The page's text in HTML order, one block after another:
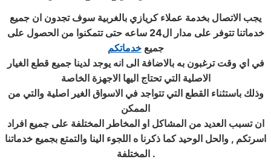
يجب الاتصال بخدمة عملاء كريازي بالغربية سوف تجدون ان جميع
خدماتنا تتوفر على مدار ال24 ساعه حتى تتمكنوا من الحصول على
جميعخدماتكم
في اي وقت ترغبون به بالاضافة الى انه يوجد لدينا جميع قطع الغيار
الاصلية التي تحتاج اليها الاجهزة الخاصة
وذلك باستثناء القطع التي تتواجد في الاسواق الغير اصلية والتي من
الممكن
ان تسبب العديد من المشاكل او المخاطر المختلفة على جميع افراد
اسرتكم , والحل الوحيد كما ذكرنا ه اللجوء الينا والتمتع بجميع خدماتنا
المختلفة .